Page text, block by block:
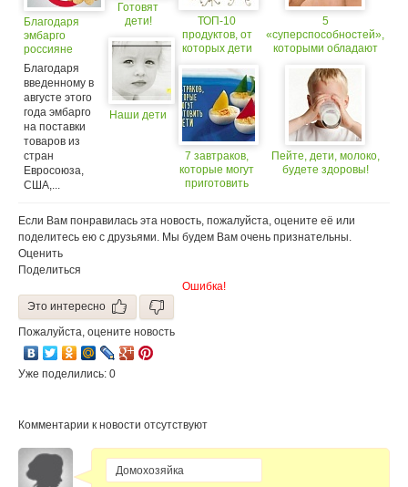
Благодаря
эмбарго
россияне
избавились
от ГМО
Благодаря
введенному в
августе этого
года эмбарго
на поставки
товаров из
стран
Евросоюза,
США,...
Готовят
дети!
Наши дети
ТОП-10
продуктов, от
которых дети
7 завтраков,
которые могут
приготовить
5
«суперспособностей»,
которыми обладают
Пейте, дети, молоко,
будете здоровы!
Если Вам понравилась эта новость, пожалуйста, оцените её или
поделитесь ею с друзьями. Мы будем Вам очень признательны.
Оценить
Поделиться
Ошибка!
Это интересно
Пожалуйста, оцените новость
Уже поделились: 0
Комментарии к новости отсутствуют